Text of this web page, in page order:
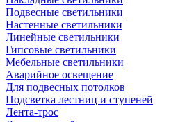
Подвесные светильники
Настенные светильники
Линейные светильники
Гипсовые светильники
Мебельные светильники
Аварийное освещение
Для подвесных потолков
Подсветка лестниц и ступеней
Лента-трос